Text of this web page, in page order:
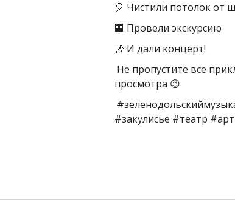
🎈 Чистили потолок от
🏢 Провели экскурсию
🎶 И дали концерт!
Не пропустите все
просмотра 😉
#закулисье #театр